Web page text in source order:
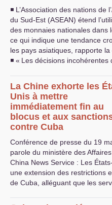
◾ L’Association des nations de
du Sud-Est (ASEAN) étend
des monnaies nationales dans
ce qui indique une tendance
les pays asiatiques, rapporte
◾ « Les décisions
La Chine exhorte les
Unis à mettre
immédiatement fin au
blocus et aux
contre Cuba
Conférence de presse du 19
parole du ministère des
China News Service : Les
une extension des restrictions
de Cuba, alléguant que les